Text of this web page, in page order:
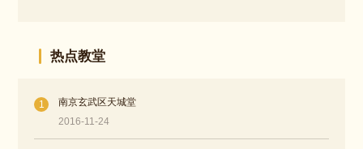
热点教堂
1
南京玄武区天城堂
2016-11-24